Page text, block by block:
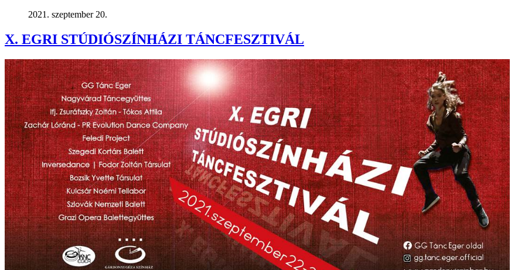
2021. szeptember 20.
X. EGRI STÚDIÓSZÍNHÁZI TÁNCFESZTIVÁL